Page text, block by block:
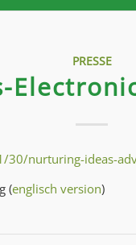
PRESSE
nurturing-ideas-
(englisch version)